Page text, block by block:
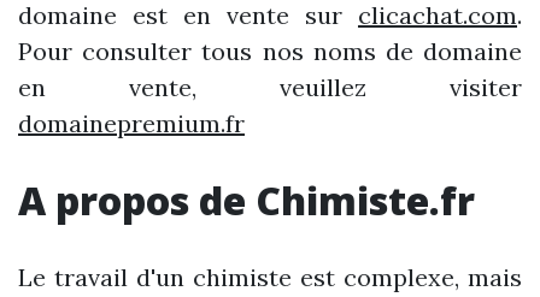
domaine est en vente sur clicachat.com.
Pour consulter tous nos noms de domaine
en vente, veuillez visiter
domainepremium.fr
A propos de Chimiste.fr
Le travail d'un chimiste est complexe, mais